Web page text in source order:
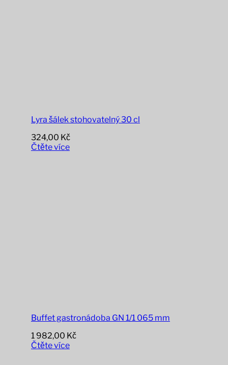
Lyra šálek stohovatelný 30 cl
324,00 Kč
Čtěte více
Buffet gastronádoba GN 1/1 065 mm
1 982,00 Kč
Čtěte více